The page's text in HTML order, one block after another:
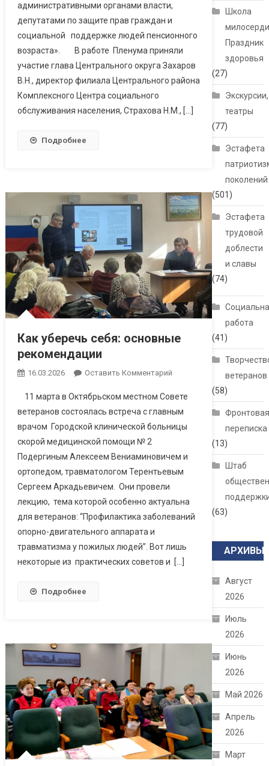
административными органами власти,
депутатами по защите прав граждан и
социальной поддержке людей пенсионного
возраста». В работе Пленума приняли
участие глава Центрального округа Захаров
В.Н., директор филиала Центрального района
Комплексного Центра социального
обслуживания населения, Страхова Н.М., […]
Подробнее
Как уберечь себя: основные
рекомендации
16.03.2026 Оставить Комментарий
11 марта в Октябрьском местном Совете
ветеранов состоялась встреча с главным
врачом Городской клинической больницы
скорой медицинской помощи № 2
Подергиным Алексеем Вениаминовичем и
ортопедом, травматологом Терентьевым
Сергеем Аркадьевичем. Они провели
лекцию, тема которой особенно актуальна
для ветеранов: “Профилактика заболеваний
опорно-двигательного аппарата и
травматизма у пожилых людей”. Вот лишь
некоторые из практических советов и […]
Подробнее
Школа
Праздник
здоровья
(27)
Экскурсии,
театры
(77)
Эстафета
поколений
(501)
Эстафета
трудовой
доблести
и славы
(74)
работа
(41)
ветеранов
(58)
переписка
(13)
Штаб
(63)
АРХИВЫ
Август
2026
Июль
2026
Июнь
2026
Май 2026
Апрель
2026
Март